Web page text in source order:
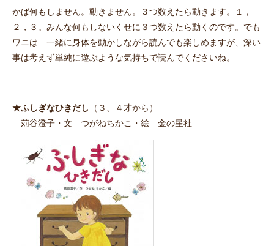
かば何もしません。動きません。３つ数えたら動きます。１，
２，３。みんな何もしないくせに３つ数えたら動くのです。でも
ワニは…一緒に身体を動かしながら読んでも楽しめますが、深い
事は考えず単純に遊ぶような気持ちで読んでくださいね。
★ふしぎなひきだし （３、４才から）
苅谷澄子・文 つがねちかこ・絵 金の星社